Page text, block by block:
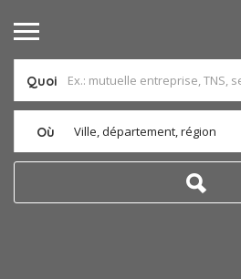
Quoi
Où Ville, département, région